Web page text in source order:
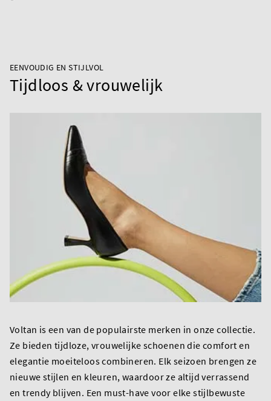
EENVOUDIG EN STIJLVOL
Tijdloos & vrouwelijk
Voltan is een van de populairste merken in onze collectie.
Ze bieden tijdloze, vrouwelijke schoenen die comfort en
elegantie moeiteloos combineren. Elk seizoen brengen ze
nieuwe stijlen en kleuren, waardoor ze altijd verrassend
en trendy blijven. Een must-have voor elke stijlbewuste